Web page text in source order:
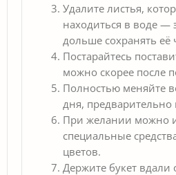
Удалите листья,
находиться в воде —
дольше сохранять её
Постарайтесь
можно скорее после
Полностью меняйте
дня,
При желании можно
специальные
цветов.
Держите букет вдали